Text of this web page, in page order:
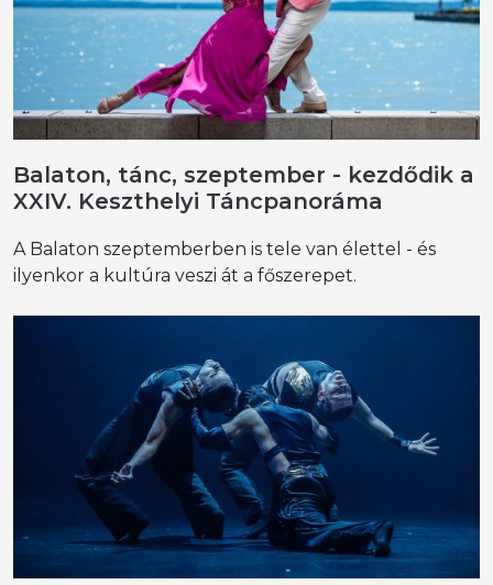
Balaton, tánc, szeptember - kezdődik a
XXIV. Keszthelyi Táncpanoráma
A Balaton szeptemberben is tele van élettel - és
ilyenkor a kultúra veszi át a főszerepet.